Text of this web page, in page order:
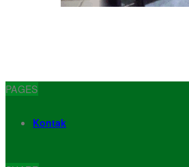
PAGES
Kontak